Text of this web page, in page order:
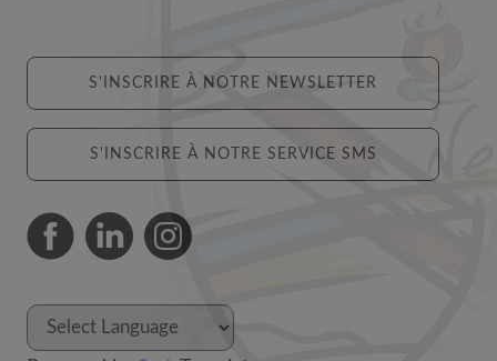
S'INSCRIRE À NOTRE NEWSLETTER
S'INSCRIRE À NOTRE SERVICE SMS